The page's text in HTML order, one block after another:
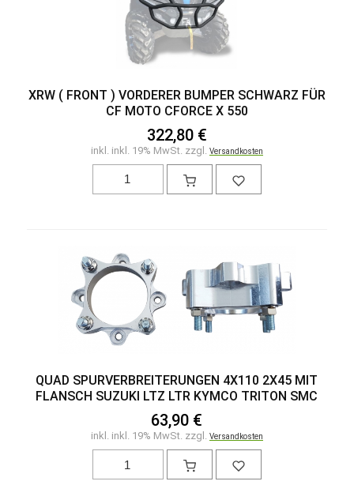
XRW ( FRONT ) VORDERER BUMPER SCHWARZ FÜR
CF MOTO CFORCE X 550
322,80 €
inkl. inkl. 19% MwSt. zzgl. Versandkosten
QUAD SPURVERBREITERUNGEN 4X110 2X45 MIT
FLANSCH SUZUKI LTZ LTR KYMCO TRITON SMC
63,90 €
inkl. inkl. 19% MwSt. zzgl. Versandkosten